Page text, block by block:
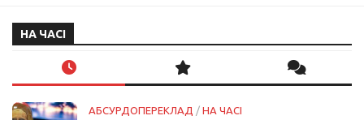
НА ЧАСІ
АБСУРДОПЕРЕКЛАД / НА ЧАСІ